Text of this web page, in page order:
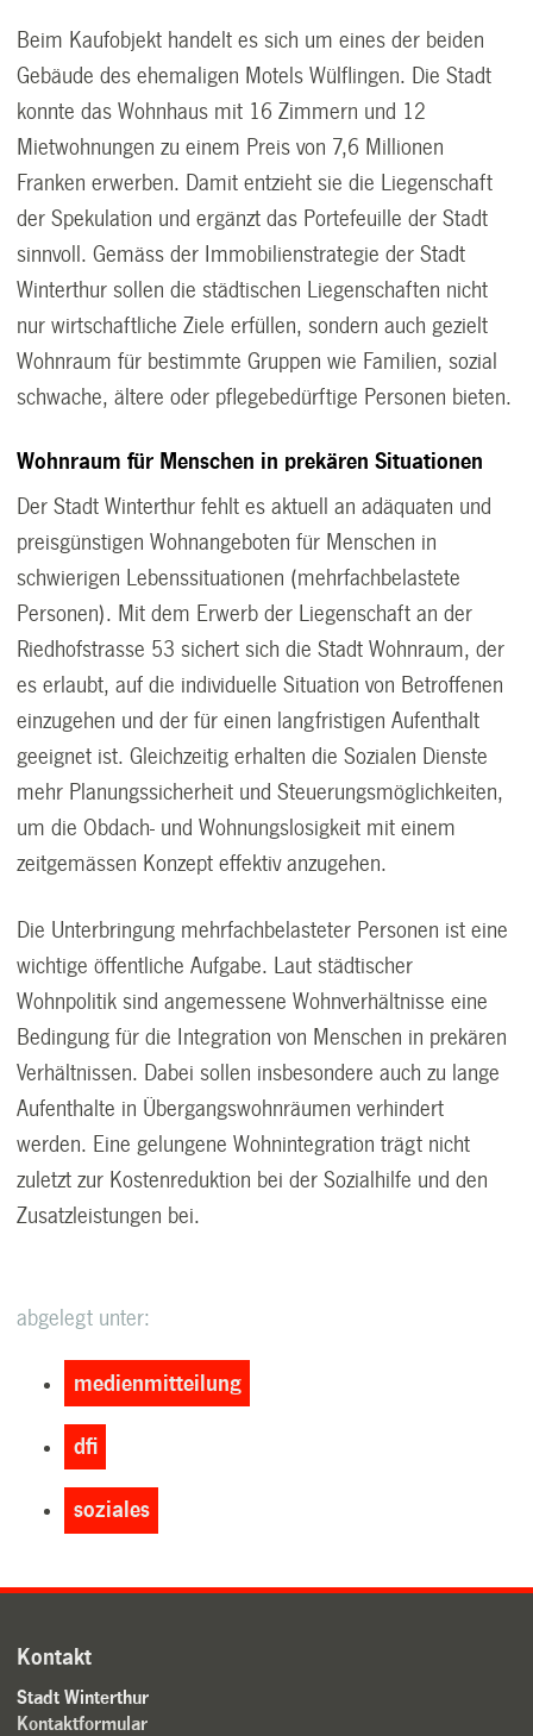
Beim Kaufobjekt handelt es sich um eines der beiden
Gebäude des ehemaligen Motels Wülflingen. Die Stadt
konnte das Wohnhaus mit 16 Zimmern und 12
Mietwohnungen zu einem Preis von 7,6 Millionen
Franken erwerben. Damit entzieht sie die Liegenschaft
der Spekulation und ergänzt das Portefeuille der Stadt
sinnvoll. Gemäss der Immobilienstrategie der Stadt
Winterthur sollen die städtischen Liegenschaften nicht
nur wirtschaftliche Ziele erfüllen, sondern auch gezielt
Wohnraum für bestimmte Gruppen wie Familien, sozial
schwache, ältere oder pflegebedürftige Personen bieten.
Wohnraum für Menschen in prekären Situationen
Der Stadt Winterthur fehlt es aktuell an adäquaten und
preisgünstigen Wohnangeboten für Menschen in
schwierigen Lebenssituationen (mehrfachbelastete
Personen). Mit dem Erwerb der Liegenschaft an der
Riedhofstrasse 53 sichert sich die Stadt Wohnraum, der
es erlaubt, auf die individuelle Situation von Betroffenen
einzugehen und der für einen langfristigen Aufenthalt
geeignet ist. Gleichzeitig erhalten die Sozialen Dienste
mehr Planungssicherheit und Steuerungsmöglichkeiten,
um die Obdach- und Wohnungslosigkeit mit einem
zeitgemässen Konzept effektiv anzugehen.
Die Unterbringung mehrfachbelasteter Personen ist eine
wichtige öffentliche Aufgabe. Laut städtischer
Wohnpolitik sind angemessene Wohnverhältnisse eine
Bedingung für die Integration von Menschen in prekären
Verhältnissen. Dabei sollen insbesondere auch zu lange
Aufenthalte in Übergangswohnräumen verhindert
werden. Eine gelungene Wohnintegration trägt nicht
zuletzt zur Kostenreduktion bei der Sozialhilfe und den
Zusatzleistungen bei.
abgelegt unter:
medienmitteilung
dfi
soziales
Kontakt
Stadt Winterthur
Kontaktformular